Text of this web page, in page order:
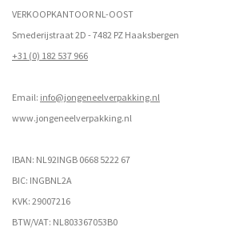
VERKOOPKANTOOR NL-OOST
Smederijstraat 2D - 7482 PZ Haaksbergen
+31 (0) 182 537 966
Email: info@jongeneelverpakking.nl
www.jongeneelverpakking.nl
IBAN: NL92INGB 0668 5222 67
BIC: INGBNL2A
KVK: 29007216
BTW/VAT: NL803367053B0